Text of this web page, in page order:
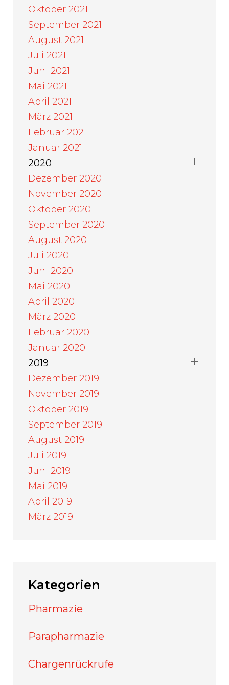
Oktober 2021
September 2021
August 2021
Juli 2021
Juni 2021
Mai 2021
April 2021
März 2021
Februar 2021
Januar 2021
2020
Dezember 2020
November 2020
Oktober 2020
September 2020
August 2020
Juli 2020
Juni 2020
Mai 2020
April 2020
März 2020
Februar 2020
Januar 2020
2019
Dezember 2019
November 2019
Oktober 2019
September 2019
August 2019
Juli 2019
Juni 2019
Mai 2019
April 2019
März 2019
Kategorien
Pharmazie
Parapharmazie
Chargenrückrufe